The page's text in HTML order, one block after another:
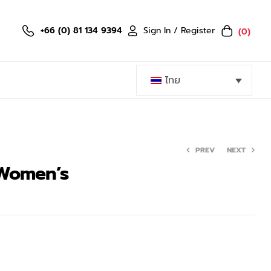
+66 (0) 81 134 9394 Sign In / Register (0)
ไทย
PREV NEXT